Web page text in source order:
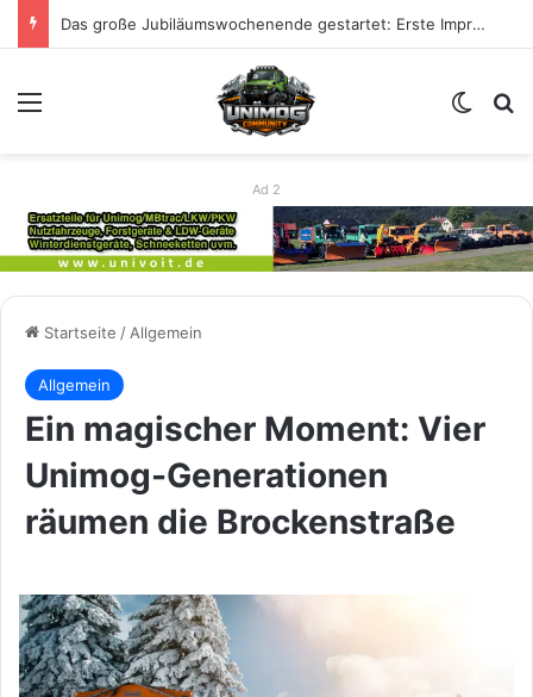
80 Jahre Unimog – Das große Jubiläumswochenende zur Feier der Legende
Skin
Ad 2
Startseite /Allgemein
Allgemein
Ein magischer Moment: Vier
Unimog-Generationen
räumen die Brockenstraße